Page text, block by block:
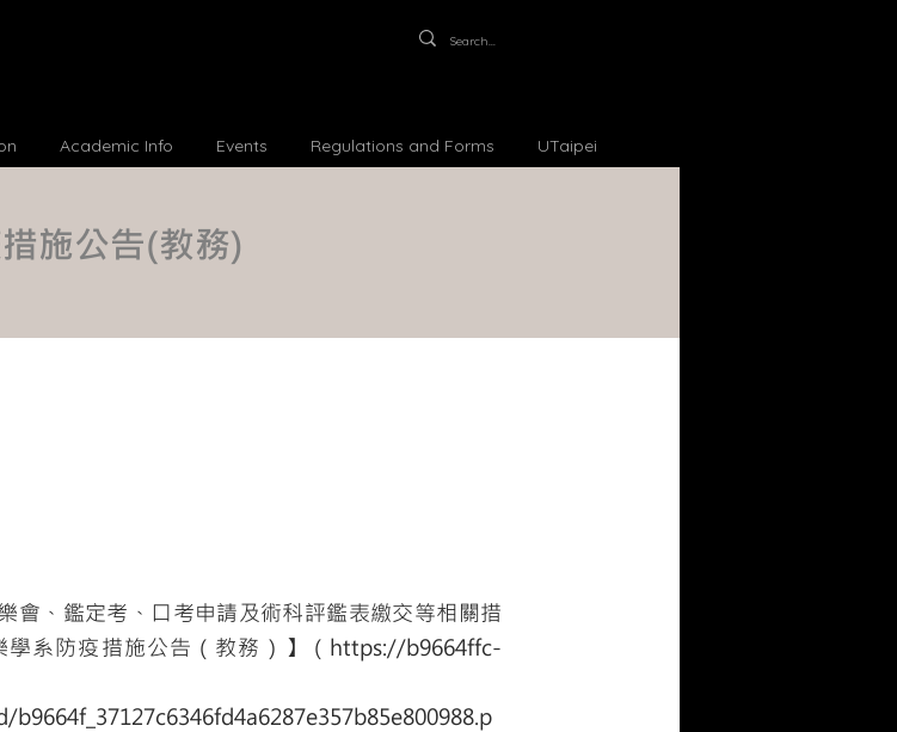
Academic Info Events Regulations and Forms UTaipei
施公告(教務)
會、鑑定考、口考申請及術科評鑑表繳交等相關措
系防疫措施公告（教務）】（ https://b9664ffc-